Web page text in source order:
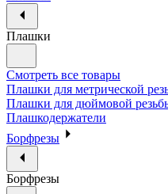
Плашки
Смотреть все товары
Плашки для метрической
Плашки для дюймовой
Плашкодержатели
Борфрезы
Борфрезы